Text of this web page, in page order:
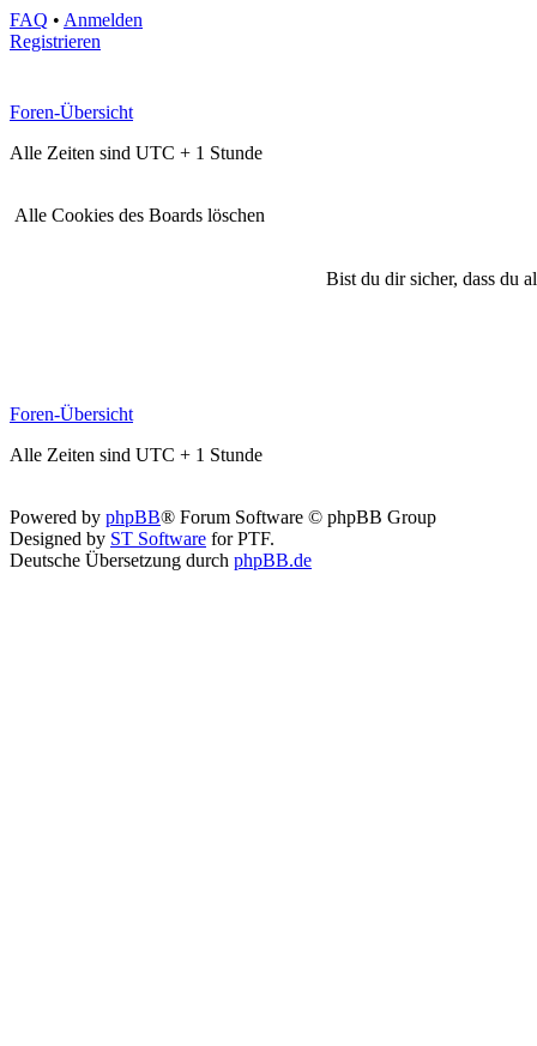
FAQ • Anmelden
Registrieren
Foren-Übersicht
Alle Zeiten sind UTC + 1 Stunde
Alle Cookies des Boards löschen
Bist du dir sicher, dass du
Foren-Übersicht
Alle Zeiten sind UTC + 1 Stunde
Powered by phpBB® Forum Software © phpBB Group
Designed by ST Software for PTF.
Deutsche Übersetzung durch phpBB.de